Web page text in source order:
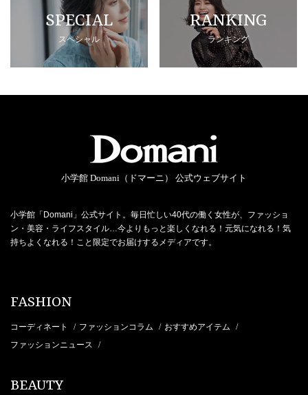
SPECIAL
スペシャル
RANKING
ランキング
小学館 Domani（ドマーニ） 公式ウェブサイト
小学館「Domani」公式サイト。毎日忙しい40代の働く女性が、ファッショ
ン・美容・ライフスタイル…今よりもっと楽しくなれる！元気になれる！気
持ちよくなれる！こと限定でお届けするメディアです。
FASHION
コーディネート / ファッションコラム / おすすめアイテム /
ファッションニュース /
BEAUTY